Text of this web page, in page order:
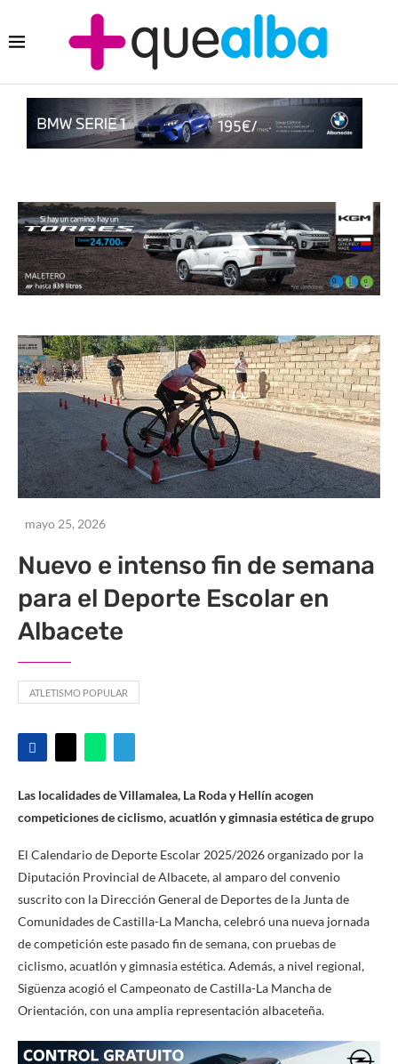
mayo 25, 2026
Nuevo e intenso fin de semana
para el Deporte Escolar en
Albacete
ATLETISMO POPULAR
Las localidades de Villamalea, La Roda y Hellín acogen
competiciones de ciclismo, acuatlón y gimnasia estética de grupo
El Calendario de Deporte Escolar 2025/2026 organizado por la
Diputación Provincial de Albacete, al amparo del convenio
suscrito con la Dirección General de Deportes de la Junta de
Comunidades de Castilla-La Mancha, celebró una nueva jornada
de competición este pasado fin de semana, con pruebas de
ciclismo, acuatlón y gimnasia estética. Además, a nivel regional,
Sigüenza acogió el Campeonato de Castilla-La Mancha de
Orientación, con una amplia representación albaceteña.